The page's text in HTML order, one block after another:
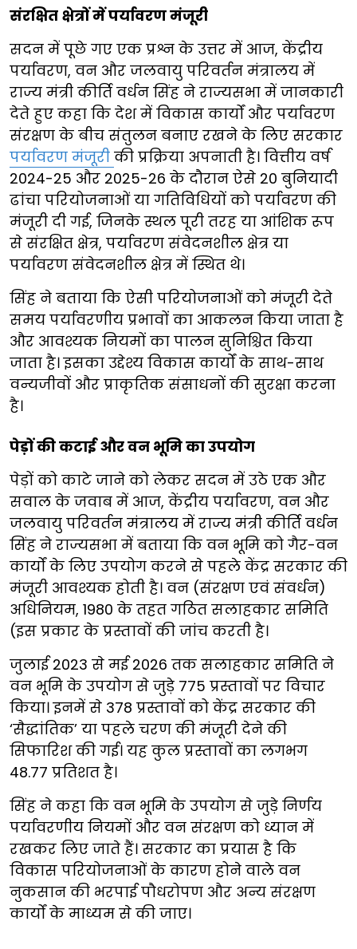
संरक्षित क्षेत्रों में पर्यावरण मंजूरी
सदन में पूछे गए एक प्रश्न के उत्तर में आज, केंद्रीय
पर्यावरण, वन और जलवायु परिवर्तन मंत्रालय में
राज्य मंत्री कीर्ति वर्धन सिंह ने राज्यसभा में जानकारी
देते हुए कहा कि देश में विकास कार्यों और पर्यावरण
संरक्षण के बीच संतुलन बनाए रखने के लिए सरकार
पर्यावरण मंजूरी की प्रक्रिया अपनाती है। वित्तीय वर्ष
2024-25 और 2025-26 के दौरान ऐसे 20 बुनियादी
ढांचा परियोजनाओं या गतिविधियों को पर्यावरण की
मंजूरी दी गई, जिनके स्थल पूरी तरह या आंशिक रूप
से संरक्षित क्षेत्र, पर्यावरण संवेदनशील क्षेत्र या
पर्यावरण संवेदनशील क्षेत्र में स्थित थे।
सिंह ने बताया कि ऐसी परियोजनाओं को मंजूरी देते
समय पर्यावरणीय प्रभावों का आकलन किया जाता है
और आवश्यक नियमों का पालन सुनिश्चित किया
जाता है। इसका उद्देश्य विकास कार्यों के साथ-साथ
वन्यजीवों और प्राकृतिक संसाधनों की सुरक्षा करना
है।
पेड़ों की कटाई और वन भूमि का उपयोग
पेड़ों को काटे जाने को लेकर सदन में उठे एक और
सवाल के जवाब में आज, केंद्रीय पर्यावरण, वन और
जलवायु परिवर्तन मंत्रालय में राज्य मंत्री कीर्ति वर्धन
सिंह ने राज्यसभा में बताया कि वन भूमि को गैर-वन
कार्यों के लिए उपयोग करने से पहले केंद्र सरकार की
मंजूरी आवश्यक होती है। वन (संरक्षण एवं संवर्धन)
अधिनियम, 1980 के तहत गठित सलाहकार समिति
(इस प्रकार के प्रस्तावों की जांच करती है।
जुलाई 2023 से मई 2026 तक सलाहकार समिति ने
वन भूमि के उपयोग से जुड़े 775 प्रस्तावों पर विचार
किया। इनमें से 378 प्रस्तावों को केंद्र सरकार की
‘सैद्धांतिक’ या पहले चरण की मंजूरी देने की
सिफारिश की गई। यह कुल प्रस्तावों का लगभग
48.77 प्रतिशत है।
सिंह ने कहा कि वन भूमि के उपयोग से जुड़े निर्णय
पर्यावरणीय नियमों और वन संरक्षण को ध्यान में
रखकर लिए जाते हैं। सरकार का प्रयास है कि
विकास परियोजनाओं के कारण होने वाले वन
नुकसान की भरपाई पौधरोपण और अन्य संरक्षण
कार्यों के माध्यम से की जाए।